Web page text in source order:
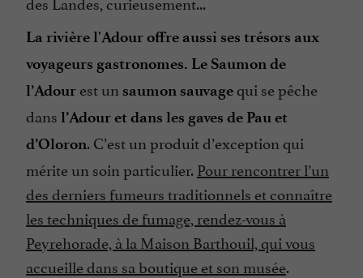
La rivière l'Adour offre aussi ses trésors aux
voyageurs gastronomes. Le Saumon de
l’Adour est un saumon sauvagequi se pêche
dans l’Adour et dans les gaves de Pau et
d’Oloron. C’est un produit d’exception qui
mérite un soin particulier.Pour rencontrer l’un
des derniers fumeurs traditionnels et connaître
les techniques de fumage, rendez-vous à
Peyrehorade, à la Maison Barthouil, qui vous
accueille dans sa boutique et son musée.